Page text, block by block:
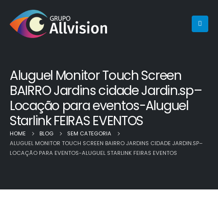
Aluguel Monitor Touch Screen
BAIRRO Jardins cidade Jardin.sp–
Locação para eventos-Aluguel
Starlink FEIRAS EVENTOS
HOME BLOG
SEM CATEGORIA
ALUGUEL MONITOR TOUCH SCREEN BAIRRO JARDINS CIDADE JARDIN.SP–
LOCAÇÃO PARA EVENTOS-ALUGUEL STARLINK FEIRAS EVENTOS